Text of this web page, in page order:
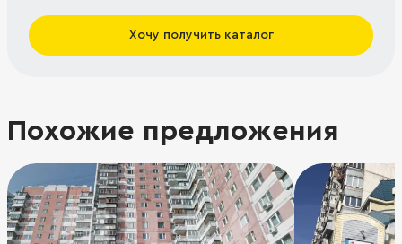
Хочу получить каталог
Похожие предложения